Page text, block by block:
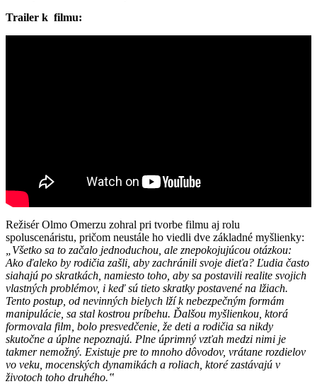
Trailer k filmu:
Režisér Olmo Omerzu zohral pri tvorbe filmu aj rolu
spoluscenáristu, pričom neustále ho viedli dve základné myšlienky:
„Všetko sa to začalo jednoduchou, ale znepokojujúcou otázkou:
Ako ďaleko by rodičia zašli, aby zachránili svoje dieťa? Ľudia často
siahajú po skratkách, namiesto toho, aby sa postavili realite svojich
vlastných problémov, i keď sú tieto skratky postavené na lžiach.
Tento postup, od nevinných bielych lží k nebezpečným formám
manipulácie, sa stal kostrou príbehu. Ďalšou myšlienkou, ktorá
formovala film, bolo presvedčenie, že deti a rodičia sa nikdy
skutočne a úplne nepoznajú. Plne úprimný vzťah medzi nimi je
takmer nemožný. Existuje pre to mnoho dôvodov, vrátane rozdielov
vo veku, mocenských dynamikách a roliach, ktoré zastávajú v
životoch toho druhého.‟